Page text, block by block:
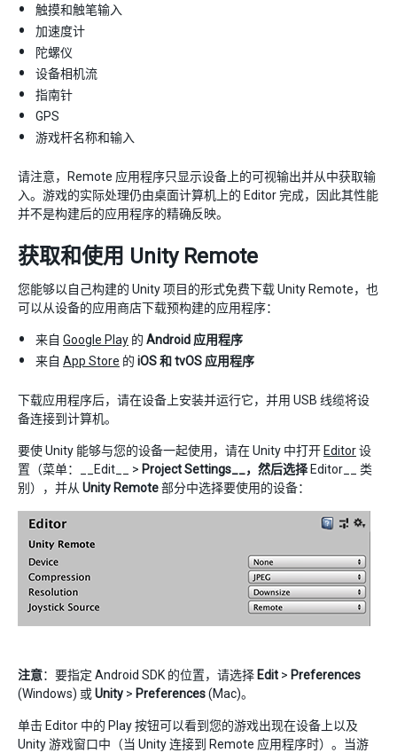
触摸和触笔输入
加速度计
陀螺仪
设备相机流
指南针
GPS
游戏杆名称和输入
请注意，Remote 应用程序只显示设备上的可视输出并从中获取输
入。游戏的实际处理仍由桌面计算机上的 Editor 完成，因此其性能
并不是构建后的应用程序的精确反映。
获取和使用 Unity Remote
您能够以自己构建的 Unity 项目的形式免费下载 Unity Remote，也
可以从设备的应用商店下载预构建的应用程序：
来自 Google Play 的 Android 应用程序
来自 App Store 的 iOS 和 tvOS 应用程序
下载应用程序后，请在设备上安装并运行它，并用 USB 线缆将设
备连接到计算机。
要使 Unity 能够与您的设备一起使用，请在 Unity 中打开 Editor设
置（菜单：__Edit__ > Project Settings__，然后选择 Editor__ 类
别），并从 Unity Remote部分中选择要使用的设备：
注意：要指定 Android SDK 的位置，请选择 Edit > Preferences
(Windows) 或Unity > Preferences(Mac)。
单击 Editor 中的 Play 按钮可以看到您的游戏出现在设备上以及
Unity 游戏窗口中（当 Unity 连接到 Remote 应用程序时）。当游